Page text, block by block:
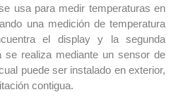
usa para medir temperaturas en
una medición de temperatura
el display y la segunda
se realiza mediante un sensor de
puede ser instalado en exterior,
contigua.